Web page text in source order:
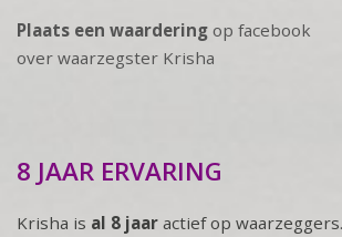
Plaats een waardering op facebook
over waarzegster Krisha
8 JAAR ERVARING
Krisha is al 8 jaar actief op